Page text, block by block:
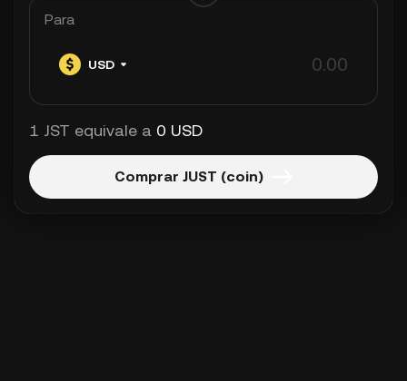
Para
USD
1 JST equivale a 0 USD
Comprar JUST (coin)